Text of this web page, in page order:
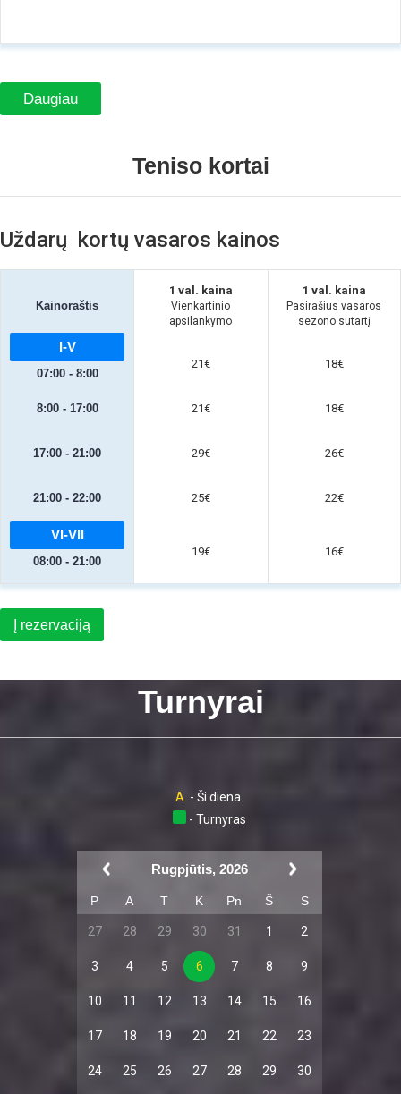
Daugiau
Teniso kortai
Uždarų kortų vasaros kainos
Kainoraštis
I-V
07:00 - 8:00
8:00 - 17:00
17:00 - 21:00
21:00 - 22:00
VI-VII
08:00 - 21:00
1 val. kaina
Vienkartinio
apsilankymo
21€
21€
29€
25€
19€
1 val. kaina
Pasirašius vasaros
sezono sutartį
18€
18€
26€
22€
16€
Į rezervaciją
Turnyrai
A - Ši diena
- Turnyras
Rugpjūtis, 2026
P A T K Pn Š S
27 28 29 30 31 1 2
3 4 5 6 7 8 9
10 11 12 13 14 15 16
17 18 19 20 21 22 23
24 25 26 27 28 29 30